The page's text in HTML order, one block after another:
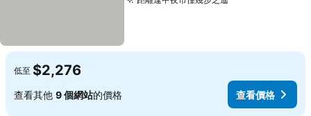
低至 $2,276
查看其他 9 個網站的價格 查看價格